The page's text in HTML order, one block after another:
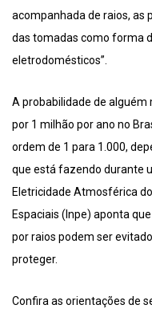
acompanhada de raios, as
das tomadas como forma
eletrodomésticos”.
A probabilidade de alguém
por 1 milhão por ano no
ordem de 1 para 1.000,
que está fazendo durante
Eletricidade Atmosférica
Espaciais (Inpe) aponta
por raios podem ser
proteger.
Confira as orientações de